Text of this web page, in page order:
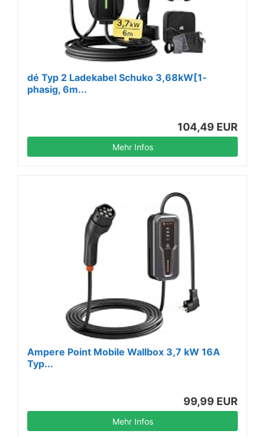
dé Typ 2 Ladekabel Schuko 3,68kW[1-
phasig, 6m...
104,49 EUR
Mehr Infos
Ampere Point Mobile Wallbox 3,7 kW 16A
Typ...
99,99 EUR
Mehr Infos